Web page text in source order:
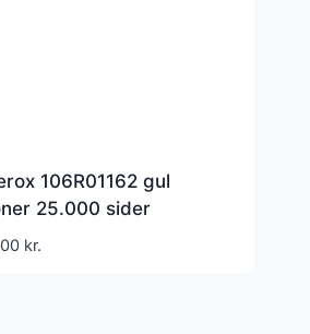
106R01162 gul
25.000 sider
– Kompatibel
kr.